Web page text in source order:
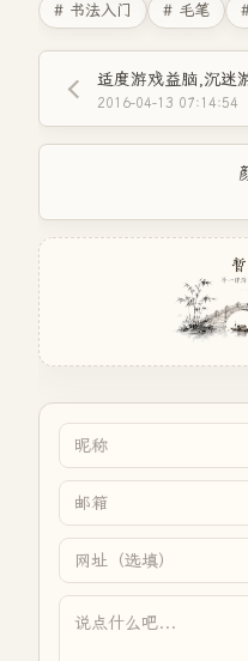
# 书法入门 # 毛笔
适度游戏益脑,沉迷
2016-04-13 07:14:54